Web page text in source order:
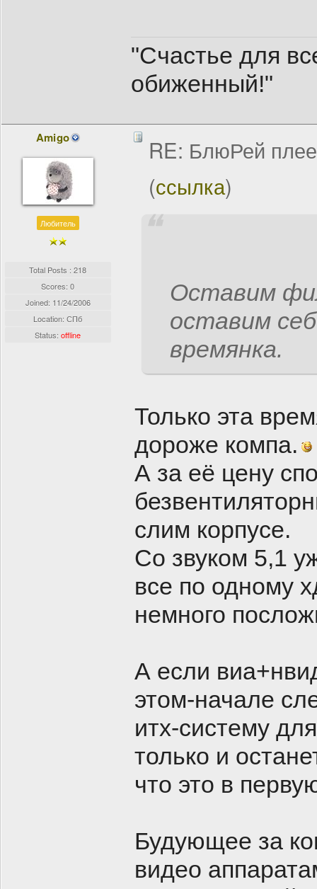
"Счастье для
обиженный!"
Amigo
Любитель
Total Posts : 218
Scores: 0
Joined: 11/24/2006
Location: СПб
Status:offline
RE: БлюРей
(ссылка)
Оставим
оставим
времянка.
Только эта
дороже компа.
А за её цену
слим корпусе.
Со звуком 5,1
все по одному
немного
А если
этом-начале
итх-систему
только и
что это в
Будующее за
видео